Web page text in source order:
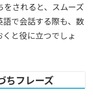
されると、スムーズ
で会話する際も、数
と役に立つでしょ
ちフレーズ